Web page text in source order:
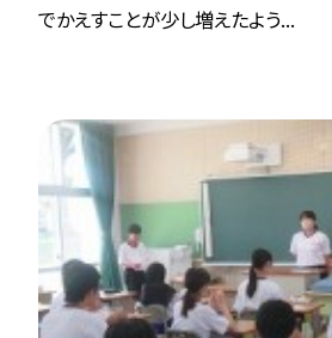
でかえすことが少し増えたよう...